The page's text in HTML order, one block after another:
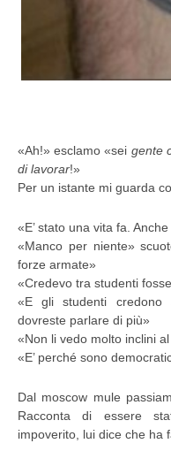
«Ah!» esclamo «sei gente
di lavorar!»
Per un istante mi guarda
«E’ stato una vita fa.
«Manco per niente»
forze armate»
«Credevo tra studenti
«E gli studenti
dovreste parlare di più»
«Non li vedo molto inclini
«E’ perché sono
Dal moscow mule
Racconta di essere
impoverito, lui dice che ha